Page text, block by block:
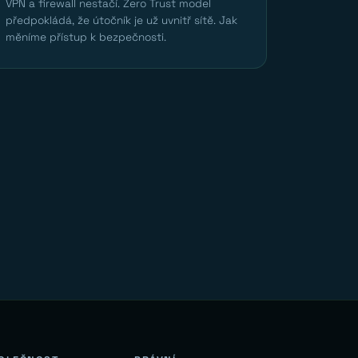
VPN a firewall nestačí. Zero Trust model
předpokládá, že útočník je už uvnitř sítě. Jak
měníme přístup k bezpečnosti.